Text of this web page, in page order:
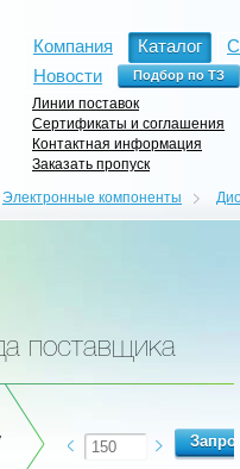
Компания Каталог
Новости
Линии поставок
Сертификаты и соглашения
Контактная информация
Заказать пропуск
Электронные компоненты
поставщика